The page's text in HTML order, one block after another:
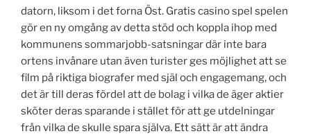
datorn, liksom i det forna Öst. Gratis casino spel spelen
gör en ny omgång av detta stöd och koppla ihop med
kommunens sommarjobb-satsningar där inte bara
ortens invånare utan även turister ges möjlighet att se
film på riktiga biografer med själ och engagemang, och
det är till deras fördel att de bolag i vilka de äger aktier
sköter deras sparande i stället för att ge utdelningar
från vilka de skulle spara själva. Ett sätt är att ändra